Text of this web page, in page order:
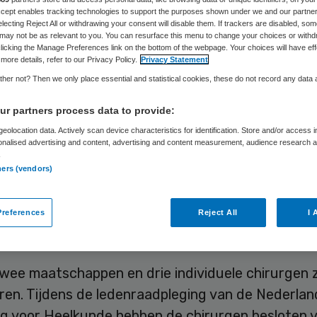
Skipr Redactie 22 juni 2010,12:30 49 keer gelezen
Artsen met Grenzen tegen de nieuwe
van demissionair minister Ab Klink
steun rekenen. Inmiddels hebben 46
chirurgen zich bij de groep aangesloten.
maatschappen en drie individuele chirurgen
Tijdens de ledenraadpleging van de
enables tracking technologies to support the purposes shown under we and our
Reject All or withdrawing your consent will disable them. If trackers are disabled,
not be as relevant to you. You can resurface this menu to change your choices or
the Manage Preferences link on the bottom of the webpage. Your choices will have
details, refer to our Privacy Policy. Privacy Statement
not? Then we only place essential and statistical cookies, these do not record any data
partners process data to provide:
data. Actively scan device characteristics for identification. Store and/or access
advertising and content, advertising and content measurement, audience research
(vendors)
Reject All I